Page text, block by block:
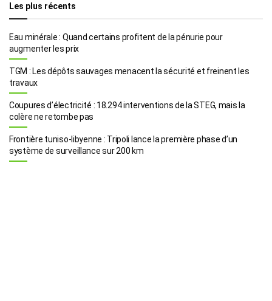
Les plus récents
Eau minérale : Quand certains profitent de la pénurie pour
augmenter les prix
TGM : Les dépôts sauvages menacent la sécurité et freinent les
travaux
Coupures d’électricité : 18.294 interventions de la STEG, mais la
colère ne retombe pas
Frontière tuniso-libyenne : Tripoli lance la première phase d’un
système de surveillance sur 200 km